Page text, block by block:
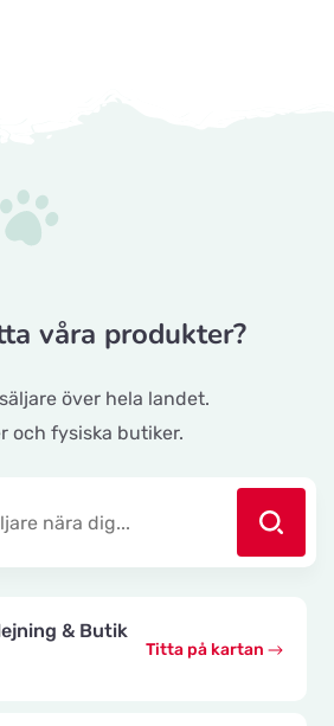
våra produkter?
över hela landet.
och fysiska butiker.
& Butik
Titta på kartan